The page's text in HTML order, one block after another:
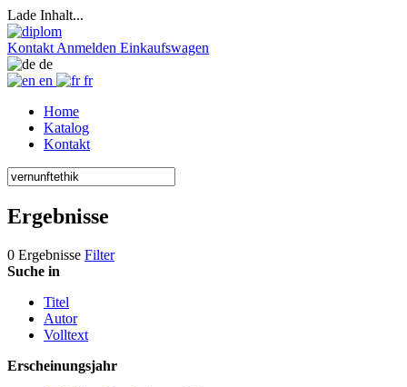
Lade Inhalt...
Kontakt Anmelden Einkaufswagen
de
en
fr
Home
Katalog
Kontakt
Ergebnisse
0 Ergebnisse Filter
Suche in
Titel
Autor
Volltext
Erscheinungsjahr